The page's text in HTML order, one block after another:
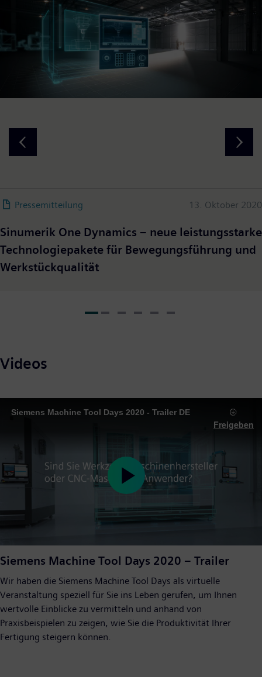
Pressemitteilung 13. Oktober 2020
Sinumerik One Dynamics – neue leistungsstarke
Technologiepakete für Bewegungsführung und
Werkstückqualität
Videos
Siemens Machine Tool Days 2020 - Trailer DE
Freigeben
Play
Video
Siemens Machine Tool Days 2020 – Trailer
Wir haben die Siemens Machine Tool Days als virtuelle
Veranstaltung speziell für Sie ins Leben gerufen, um Ihnen
wertvolle Einblicke zu vermitteln und anhand von
Praxisbeispielen zu zeigen, wie Sie die Produktivität Ihrer
Fertigung steigern können.